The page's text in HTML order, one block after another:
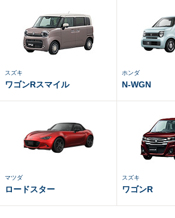
スズキ
ワゴンRスマイル
ホンダ
N-WGN
マツダ
ロードスター
スズキ
ワゴンR